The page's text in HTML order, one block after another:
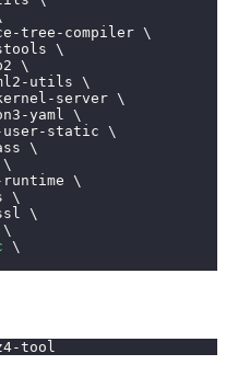
tree-compiler
\
\
\
utils
\
server
\
yaml
\
static
\
\
\
runtime
\
\
\
\
\
tool